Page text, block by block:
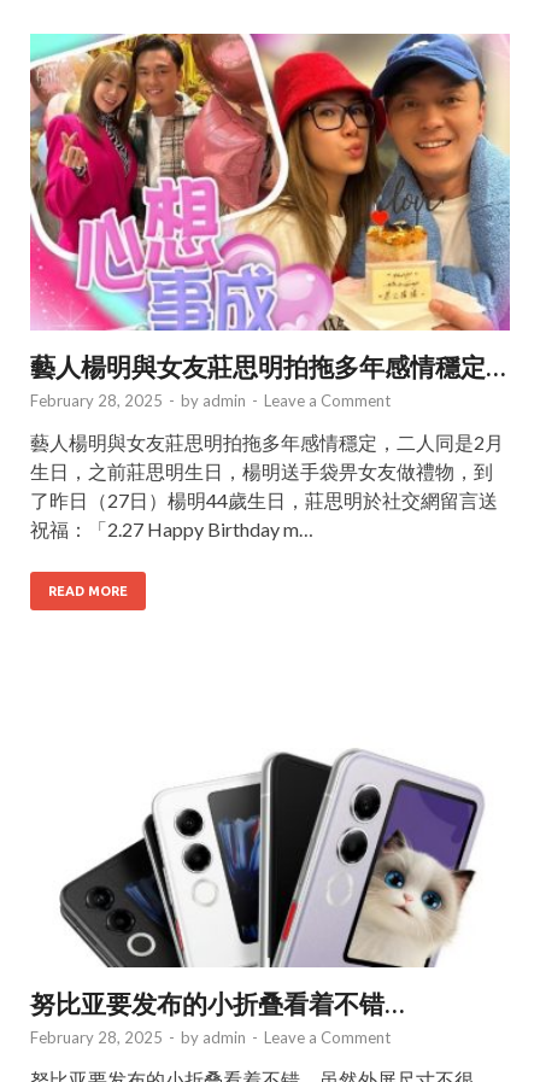
藝人楊明與女友莊思明拍拖多年感情穩定…
February 28, 2025 - by admin - Leave a Comment
藝人楊明與女友莊思明拍拖多年感情穩定，二人同是2月
生日，之前莊思明生日，楊明送手袋畀女友做禮物，到
了昨日（27日）楊明44歲生日，莊思明於社交網留言送
祝福：「2.27 Happy Birthday m…
READ MORE
努比亚要发布的小折叠看着不错…
February 28, 2025 - by admin - Leave a Comment